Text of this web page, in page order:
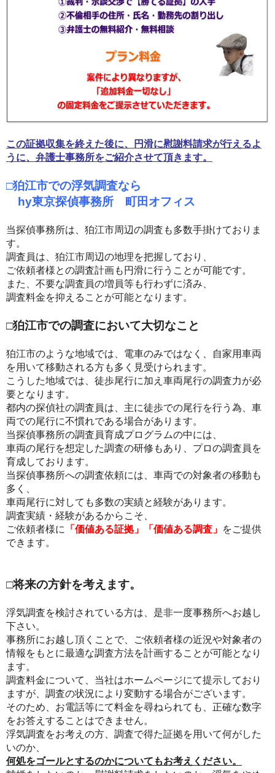
この証拠収集を終えた後に、円滑に慰謝料請求が行えるよ
うに、弁護士事務所をご紹介させて頂きます。
□狛江市での浮気調査なら
hy東京探偵事務所 町田オフィス
当探偵事務所は、狛江市周辺の調査も多数手掛けておりま
す。
調査員は、狛江市周辺の地理を把握しており、
ご依頼者様との調査計画も円滑に行うことが可能です。
また、不要な調査員の増員等も行わずに済み、
調査料金を抑えることが可能となります。
□狛江市での調査において大切なこと
狛江市のような地域では、電車のみではなく、自家用車両
を用いて移動される方も多く見受けられます。
こうした地域では、徒歩尾行に加え車両尾行の調査力が必
要となります。
都内の探偵社の調査員は、主に徒歩での尾行を行う為、車
両での尾行に不慣れである場合があります。
当探偵事務所の調査員育成プログラムの中には、
車両の尾行を想定した調査の研修もあり、プロの調査員を
育成しております。
当探偵事務所への調査依頼には、車両での対象者の移動も
多く、
車両尾行に対しても多数の実績と経験があります。
調査実績・経験があるからこそ、
ご依頼者様に
「価値ある証拠」「価値ある調査」 をご提供
できます。
□将来の方針を考えます。
浮気調査を検討されている方は、是非一度事務所へお越し
下さい。
事務所にお越し頂くことで、ご依頼者様の近況や対象者の
情報をもとに最適な調査方法を計画することが可能となり
ます。
調査料金について、当社はホームページにて提示しており
ますが、調査の状況により変動する場合がございます。
そのため、お電話等にて料金を尋ねられても、正確な数字
をお答えすることはできません。
浮気調査をお考えの方、調査で得た証拠を用いて何がした
いのか、
何処をゴールとするのかについてもお考えください。